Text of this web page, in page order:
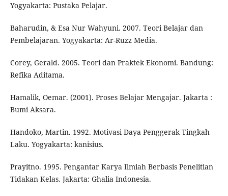
Yogyakarta: Pustaka Pelajar.
Baharudin, & Esa Nur Wahyuni. 2007. Teori Belajar dan
Pembelajaran. Yogyakarta: Ar-Ruzz Media.
Corey, Gerald. 2005. Teori dan Praktek Ekonomi. Bandung:
Refika Aditama.
Hamalik, Oemar. (2001). Proses Belajar Mengajar. Jakarta :
Bumi Aksara.
Handoko, Martin. 1992. Motivasi Daya Penggerak Tingkah
Laku. Yogyakarta: kanisius.
Prayitno. 1995. Pengantar Karya Ilmiah Berbasis Penelitian
Tidakan Kelas. Jakarta: Ghalia Indonesia.